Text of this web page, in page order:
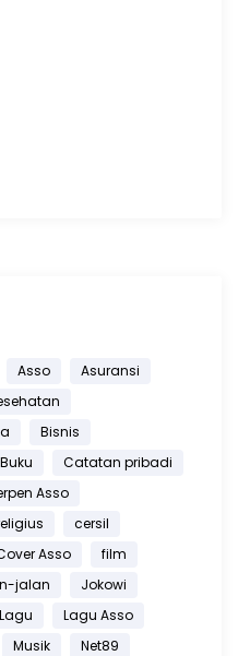
Asso
Asuransi
Bisnis
Buku
Catatan pribadi
Asso
cersil
Asso
film
jalan
Jokowi
Lagu
Lagu Asso
Musik
Net89